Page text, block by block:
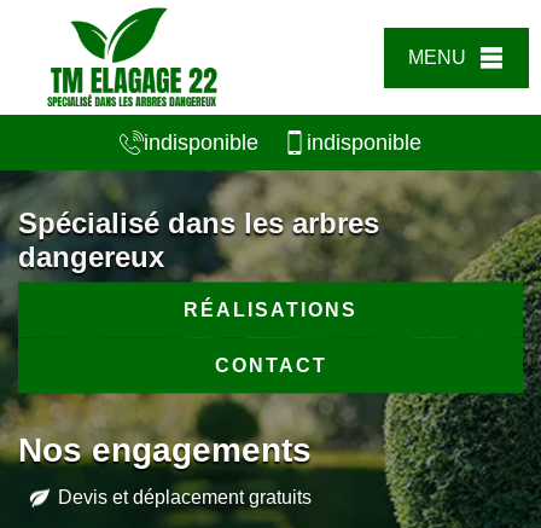
MENU
indisponible indisponible
Spécialisé dans les arbres
dangereux
RÉALISATIONS
CONTACT
Nos engagements
Devis et déplacement gratuits